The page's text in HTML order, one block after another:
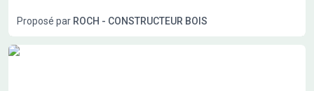
constructibles de 550 à 1300M²
Proposé par ROCH - CONSTRUCTEUR BOIS